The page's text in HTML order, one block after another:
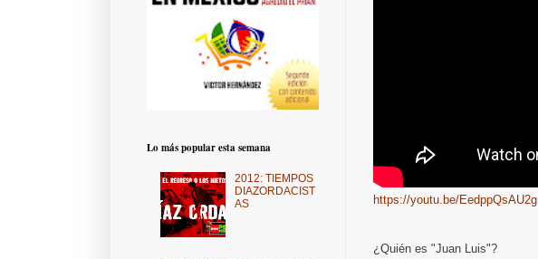
https://youtu.be/EedppQsAU2g
¿Quién es "Juan Luis"?
Lo más popular esta semana
2012: TIEMPOS
DIAZORDACIST
AS